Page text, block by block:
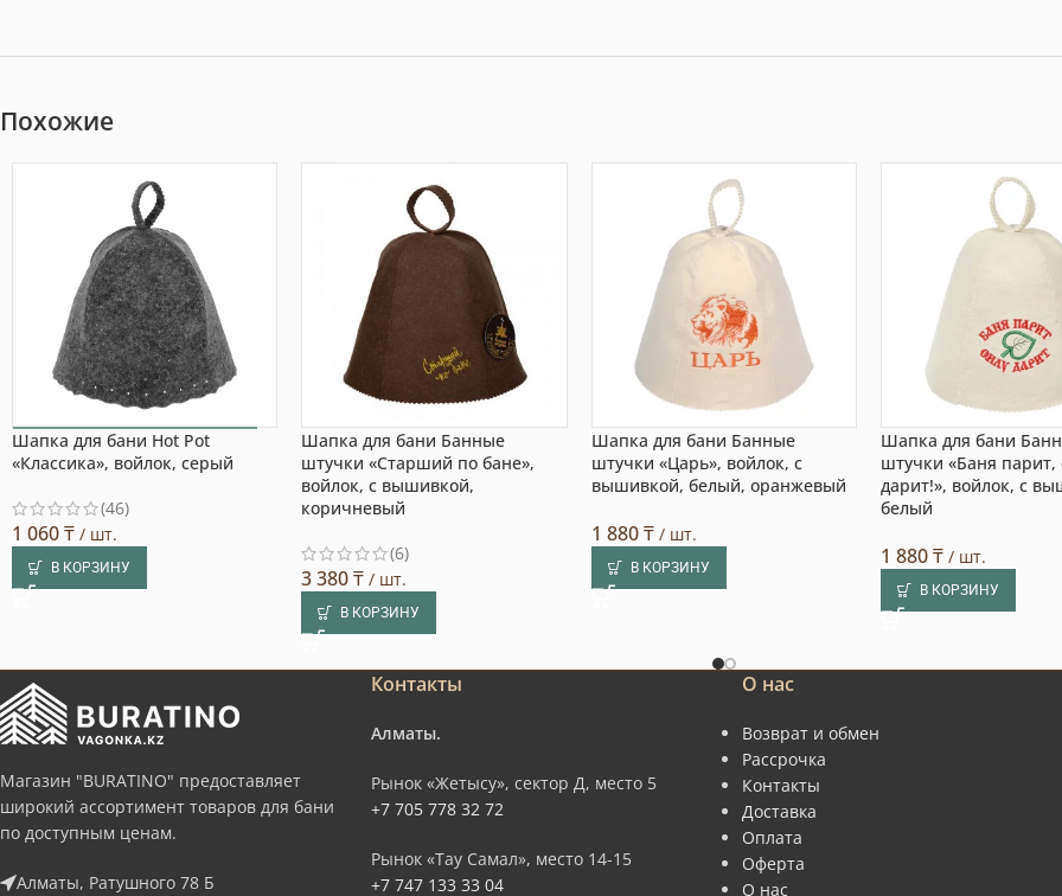
Похожие
Выбор покупателя
Шапка для бани Hot Pot
«Классика», войлок, серый
(46)
1 060₸ / шт.
В КОРЗИНУ
Шапка для бани Банные
штучки «Старший по бане»,
войлок, с вышивкой,
коричневый
(6)
3 380₸ / шт.
В КОРЗИНУ
Шапка для бани Банные
штучки «Царь», войлок, с
вышивкой, белый, оранжевый
1 880₸/ шт.
В КОРЗИНУ
Шапка для бани
штучки «Баня парит,
дарит!», войлок, с
белый
1 880₸ / шт.
В КОРЗИНУ
Магазин "BURATINO" предоставляет
широкий ассортимент товаров для бани
по доступным ценам.
Алматы, Ратушного 78 Б
Контакты
Алматы.
Рынок «Жетысу», сектор Д, место 5
+7 705 778 32 72
Рынок «Тау Самал», место 14-15
+7 747 133 33 04
О нас
Возврат и обмен
Рассрочка
Контакты
Доставка
Оплата
Оферта
О нас